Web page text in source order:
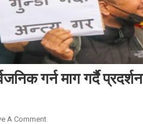
गर्न माग गर्दै प्रदर्शन
A CommentOn